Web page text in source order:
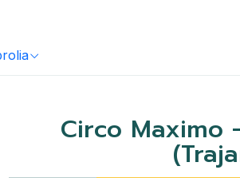
Circo Maximo